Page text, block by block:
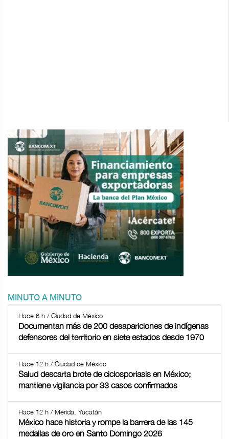
MINUTO A MINUTO
Hace 6 h / Ciudad de México
Documentan más de 200 desapariciones de indígenas
defensores del territorio en siete estados desde 1970
Hace 12 h / Ciudad de México
Salud descarta brote de ciclosporiasis en México;
mantiene vigilancia por 33 casos confirmados
Hace 12 h / Mérida, Yucatán
México hace historia y rompe la barrera de las 145
medallas de oro en Santo Domingo 2026